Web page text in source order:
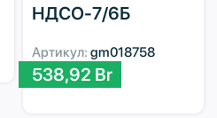
НДСО-7/6Б
Артикул: gm018758
538,92 Br